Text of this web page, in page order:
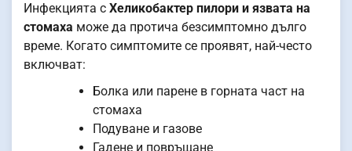
Инфекцията с Хеликобактер пилори и язвата на
стомаха може да протича безсимптомно дълго
време. Когато симптомите се проявят, най-често
включват:
Болка или парене в горната част на
стомаха
Подуване и газове
Гадене и повръщане